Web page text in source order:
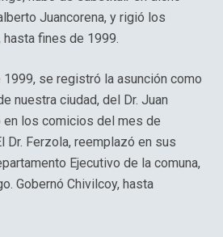
Juancorena, y rigió los
fines de 1999.
se registró la asunción como
nuestra ciudad, del Dr. Juan
en los comicios del mes de
Dr. Ferzola, reemplazó en sus
Ejecutivo de la comuna,
Gobernó Chivilcoy, hasta